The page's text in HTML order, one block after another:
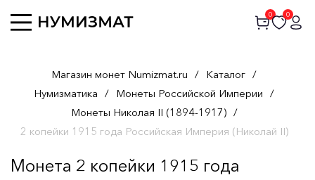
0 0
Магазин монет Numizmat.ru / Каталог /
Нумизматика / Монеты Российской Империи /
Монеты Николая II (1894-1917) /
2 копейки 1915 года Российская Империя (Николай II)
Монета 2 копейки 1915 года